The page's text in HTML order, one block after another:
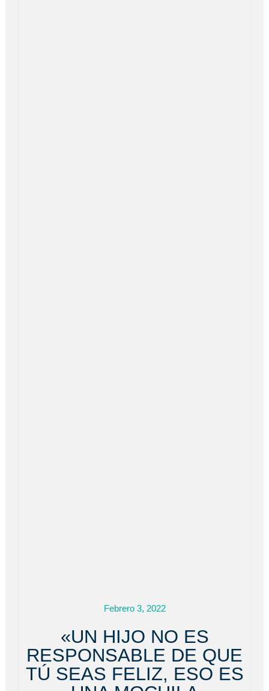
Febrero 3, 2022
«UN HIJO NO ES
RESPONSABLE DE QUE
TÚ SEAS FELIZ, ESO ES